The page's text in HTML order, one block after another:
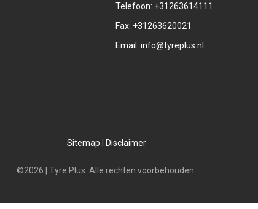
Telefoon: +31263614111
Fax: +31263620021
Email: info@tyreplus.nl
Sitemap Disclaimer
©2026 | Tyre Plus. Alle rechten voorbehouden.